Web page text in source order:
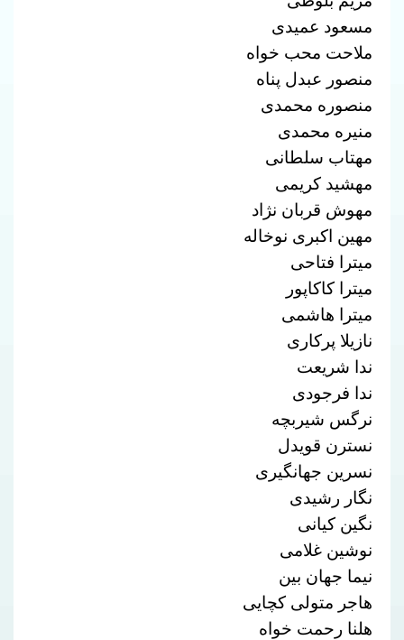
مسعود عمیدی
ملاحت محب خواه
منصور عبدل پناه
منصوره محمدی
منیره محمدی
مهتاب سلطانی
مهشید کریمی
مهوش قربان نژاد
مهین اکبری نوخاله
میترا فتاحی
میترا کاکاپور
میترا هاشمی
نازیلا پرکاری
ندا شریعت
ندا فرجودی
نرگس شیربچه
نسترن قویدل
نسرین جهانگیری
نگار رشیدی
نگین کیانی
نوشین غلامی
نیما جهان بین
هاجر متولی کچایی
هلنا رحمت خواه